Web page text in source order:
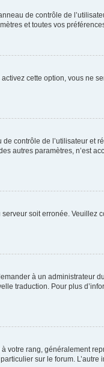
de contrôle de
et toutes vos
cette option, vous ne
contrôle de l’utilisateur et
autres paramètres, n’est
soit erronée. Veuillez
à un administrateur
traduction. Pour plus
votre rang, généralement
sur le forum. L’autre